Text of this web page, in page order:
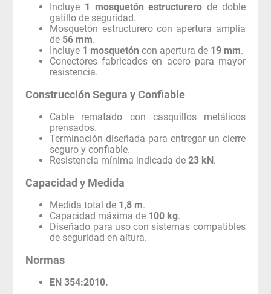
Incluye 1 mosquetón estructurero de doble
gatillo de seguridad.
Mosquetón estructurero con apertura amplia
de 56 mm.
Incluye 1 mosquetón con apertura de 19 mm.
Conectores fabricados en acero para mayor
resistencia.
Construcción Segura y Confiable
Cable rematado con casquillos metálicos
prensados.
Terminación diseñada para entregar un cierre
seguro y confiable.
Resistencia mínima indicada de23 kN.
Capacidad y Medida
Medida total de 1,8 m.
Capacidad máxima de 100 kg.
Diseñado para uso con sistemas compatibles
de seguridad en altura.
Normas
EN 354:2010.